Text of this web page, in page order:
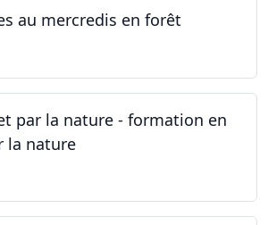
au mercredis en forêt
par la nature - formation en
la nature